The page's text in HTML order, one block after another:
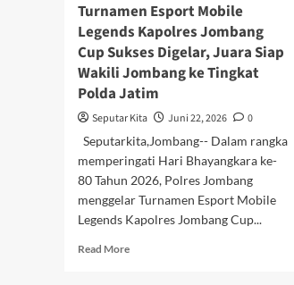
Turnamen Esport Mobile
Legends Kapolres Jombang
Cup Sukses Digelar, Juara Siap
Wakili Jombang ke Tingkat
Polda Jatim
Seputar Kita Juni 22, 2026
0
Seputarkita,Jombang-- Dalam rangka
memperingati Hari Bhayangkara ke-
80 Tahun 2026, Polres Jombang
menggelar Turnamen Esport Mobile
Legends Kapolres Jombang Cup...
Read MoreRead